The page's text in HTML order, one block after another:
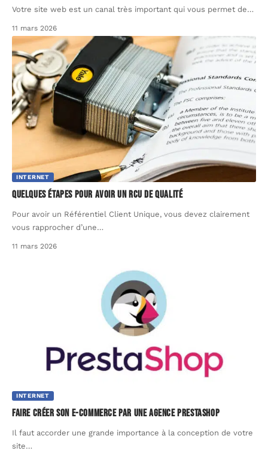
Votre site web est un canal très important qui vous permet de…
11 mars 2026
INTERNET
Quelques étapes pour avoir un RCU de qualité
Pour avoir un Référentiel Client Unique, vous devez clairement
vous rapprocher d’une…
11 mars 2026
INTERNET
Faire créer son e-commerce par une agence Prestashop
Il faut accorder une grande importance à la conception de votre
site…